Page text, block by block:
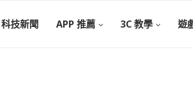
科技新聞 APP 推薦 3C 教學 遊